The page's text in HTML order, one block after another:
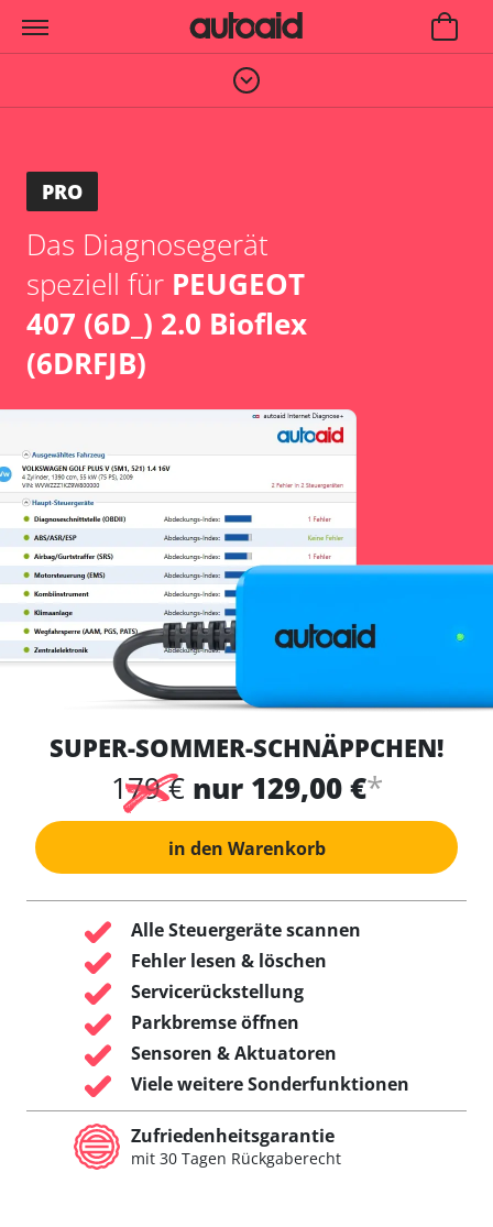
PRO
Das Diagnosegerät
speziell für PEUGEOT
407 (6D_) 2.0 Bioflex
(6DRFJB)
SUPER-SOMMER-SCHNÄPPCHEN!
179 € nur 129,00 €*
in den Warenkorb
Alle Steuergeräte scannen
Fehler lesen & löschen
Servicerückstellung
Parkbremse öffnen
Sensoren & Aktuatoren
Viele weitere Sonderfunktionen
Zufriedenheitsgarantie
mit 30 Tagen Rückgaberecht